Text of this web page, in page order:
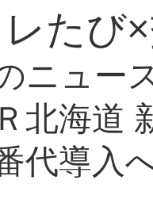
たび
ニュー
北海道
代導入